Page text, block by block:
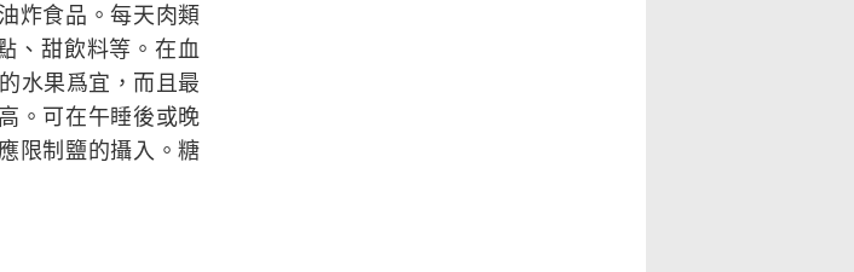
炸食品。每天肉類
、甜飲料等。在血
水果爲宜，而且最
。可在午睡後或晚
限制鹽的攝入。糖